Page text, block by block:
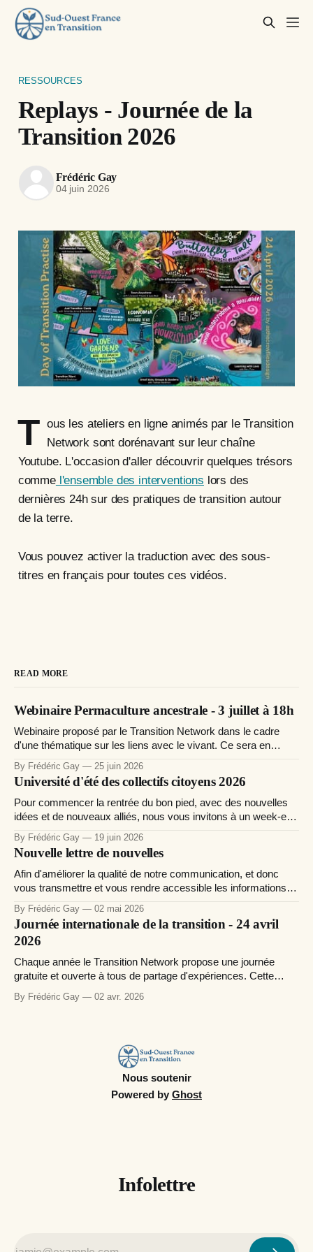
RESSOURCES
Replays - Journée de la
Transition 2026
Frédéric Gay
04 juin 2026
T ous les ateliers en ligne animés par le Transition
Network sont dorénavant sur leur chaîne
Youtube. L'occasion d'aller découvrir quelques trésors
commel'ensemble des interventions lors des
dernières 24h sur des pratiques de transition autour
de la terre.
Vous pouvez activer la traduction avec des sous-
titres en français pour toutes ces vidéos.
READ MORE
Webinaire Permaculture ancestrale - 3 juillet à 18h
Webinaire proposé par le Transition Network dans le cadre
d'une thématique sur les liens avec le vivant. Ce sera en
espagnol avec une traduction en anglais et des sous-titre si
besoin en français. Pour en savoir plus
By Frédéric Gay 25 juin 2026
Université d'été des collectifs citoyens 2026
Pour commencer la rentrée du bon pied, avec des nouvelles
idées et de nouveaux alliés, nous vous invitons à un week-end
régénérant dans une ferme gersoise le samedi 29 et dimanche
30 août 2026. Voici la recette de ces rencontres annuelles
ouvertes à toute personne engagée dans un collectif
By Frédéric Gay 19 juin 2026
Nouvelle lettre de nouvelles
Afin d'améliorer la qualité de notre communication, et donc
vous transmettre et vous rendre accessible les informations
qui peuvent inspirer et soutenir vos initiatives et collectifs de
transition, nous avons mis en place un nouveau site web
orienté publication de nouvelles, à l'image de ce qu&
By Frédéric Gay 02 mai 2026
Journée internationale de la transition - 24 avril
2026
Chaque année le Transition Network propose une journée
gratuite et ouverte à tous de partage d'expériences. Cette
année une traduction simultanée en sous-titrage sera
proposée. Voici le programme en français. Day of Transition
By Frédéric Gay 02 avr. 2026
Nous soutenir
Powered by Ghost
Infolettre